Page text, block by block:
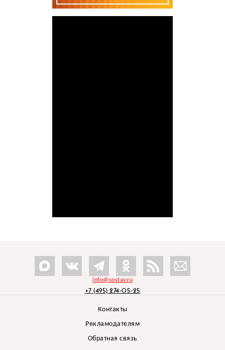
info@sostav.ru
+7 (495) 274-05-25
Контакты
Рекламодателям
Обратная связь